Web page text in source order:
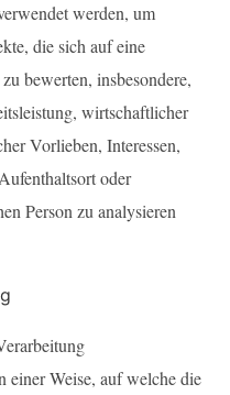
werden, um
die sich auf eine
bewerten, insbesondere,
wirtschaftlicher
Vorlieben, Interessen,
oder
Person zu analysieren
einer Weise, auf welche die